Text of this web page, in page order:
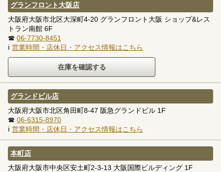
グランフロント大阪店
大阪府大阪市北区大深町4-20 グランフロント大阪 ショップ&レス
トラン南館 6F
☎ 06-7730-8451
ℹ 営業時間・店休日・アクセス情報はこちら
グランドビル店
大阪府大阪市北区角田町8-47 阪急グランドビル 1F
☎ 06-6315-8970
ℹ 営業時間・店休日・アクセス情報はこちら
本町店
大阪府大阪市中央区安土町2-3-13 大阪国際ビルディング 1F